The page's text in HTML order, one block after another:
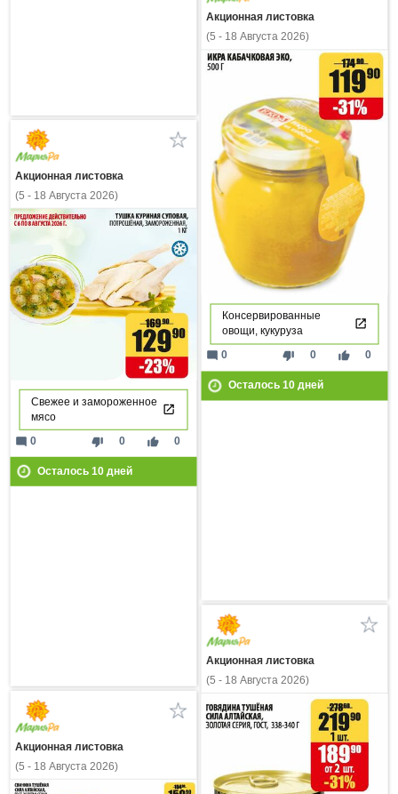
Акционная листовка
(5 - 18 Августа 2026)
Консервированные
овощи, кукуруза
thumb_down 0 thumb_up 0
mode_comment 0
Осталось 10дней
Акционная листовка
(5 - 18 Августа 2026)
Свежее и замороженное
мясо
thumb_down 0 thumb_up 0
mode_comment 0
Осталось 10дней
Акционная листовка
(5 - 18 Августа 2026)
Акционная листовка
(5 - 18 Августа 2026)